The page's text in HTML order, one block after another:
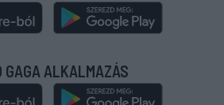
GAGA ALKALMAZÁS